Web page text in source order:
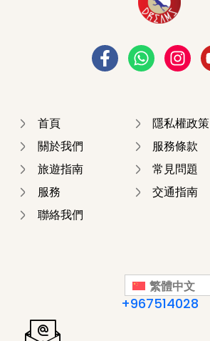
首頁
關於我們
旅遊指南
服務
聯絡我們
隱私權政策
服務條款
常見問題
交通指南
繁體中文
+967514028